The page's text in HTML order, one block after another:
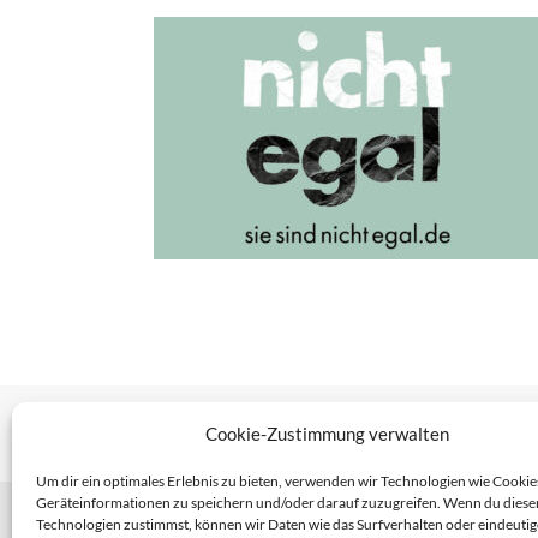
Cookie-Zustimmung verwalten
Um dir ein optimales Erlebnis zu bieten, verwenden wir Technologien wie
Geräteinformationen zu speichern und/oder darauf zuzugreifen. Wenn du
Technologien zustimmst, können wir Daten wie das Surfverhalten oder